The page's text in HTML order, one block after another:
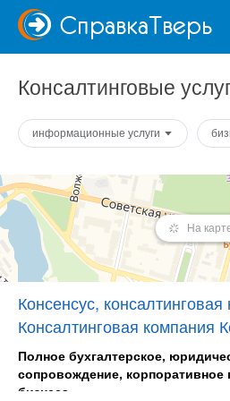
СправкаТверь
Консалтинговые
информационные услуги
На
Консенсус,
Консалтинговая компания
Полное бухгалтерское,
сопровождение, корпоративное
бизнеса.